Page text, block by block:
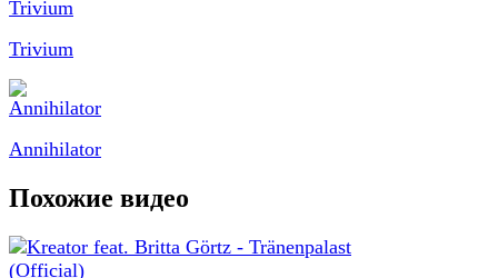
Trivium
Annihilator
Похожие видео